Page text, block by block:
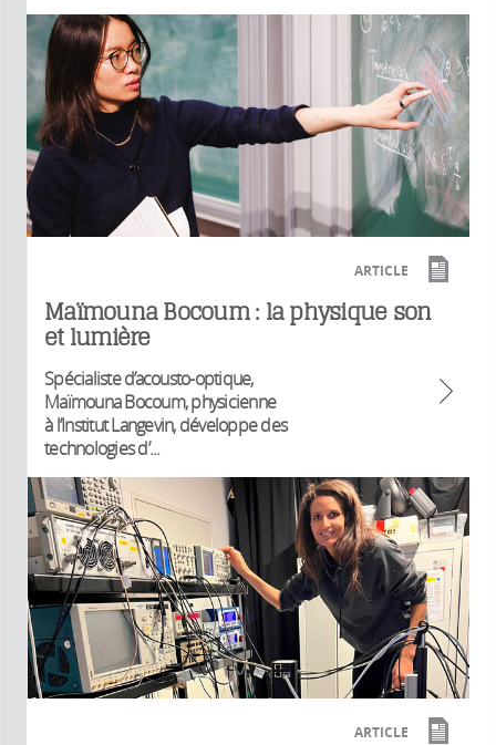
ARTICLE
Maïmouna Bocoum : la physique son
et lumière
Spécialiste d’acousto-optique,
Maïmouna Bocoum, physicienne
à l’Institut Langevin, développe des
technologies d’...
ARTICLE